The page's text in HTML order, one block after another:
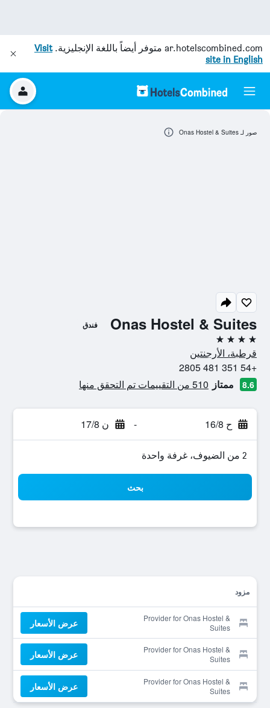
ar.hotelscombined.com متوفر أيضاً باللغة الإنجليزية.Visit
site in English
Onas Hostel & Suites فندق
4 نجوم
قرطبة، الأرجنتين
+54 351 481 2805
8.6 ممتاز 510 من التقييمات تم التحقق منها
ح 16/8 - ن 17/8
2 من الضيوف، غرفة واحدة
بحث
مزود
Provider for Onas Hostel &
Suites
عرض الأسعار
Provider for Onas Hostel &
Suites
عرض الأسعار
Provider for Onas Hostel &
Suites
عرض الأسعار
صور لـ Onas Hostel & Suites